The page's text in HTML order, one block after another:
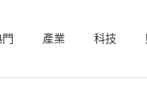
產業 科技